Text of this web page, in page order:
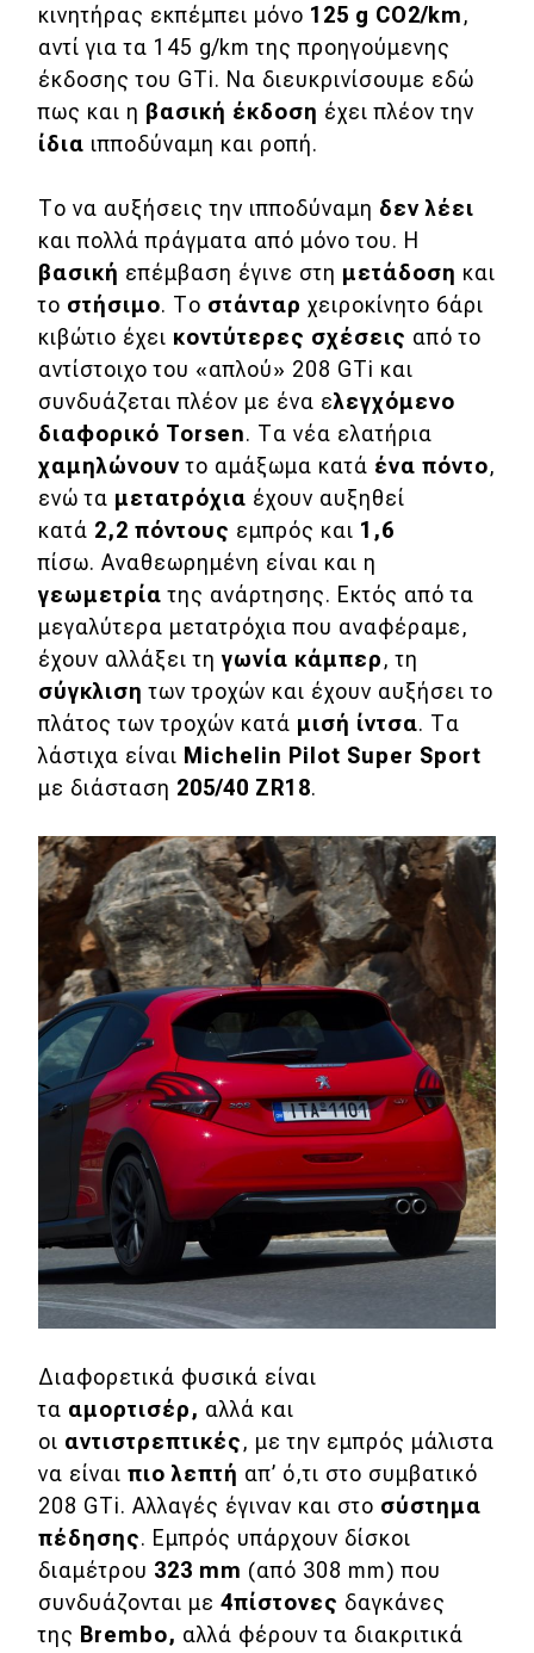
DRIVE Away
MOTO
Οδηγός αγοράς
Συμβουλές
Χρηστικά
Συμβουλές
ΚΤΕΟ
Οδική βοήθεια
eDRIVE
DRIVE USED
κινητήρας εκπέμπει μόνο 125 g CO2/km,
αντί για τα 145 g/km της προηγούμενης
έκδοσης του GTi. Να διευκρινίσουμε εδώ
πως και η βασική έκδοση έχει πλέον την
ίδια ιπποδύναμη και ροπή.
Το να αυξήσεις την ιπποδύναμη δεν λέει
και πολλά πράγματα από μόνο του. Η
βασική επέμβαση έγινε στη μετάδοση και
το στήσιμο. Το στάνταρ χειροκίνητο 6άρι
κιβώτιο έχει κοντύτερες σχέσεις από το
αντίστοιχο του «απλού» 208 GTi και
συνδυάζεται πλέον με ένα ελεγχόμενο
διαφορικό Torsen. Τα νέα ελατήρια
χαμηλώνουν το αμάξωμα κατά ένα πόντο,
ενώ τα μετατρόχια έχουν αυξηθεί
κατά 2,2 πόντους εμπρός και 1,6
πίσω. Αναθεωρημένη είναι και η
γεωμετρία της ανάρτησης. Εκτός από τα
μεγαλύτερα μετατρόχια που αναφέραμε,
έχουν αλλάξει τη γωνία κάμπερ, τη
σύγκλιση των τροχών και έχουν αυξήσει το
πλάτος των τροχών κατά μισή ίντσα. Τα
λάστιχα είναι Michelin Pilot Super Sport
με διάσταση 205/40 ZR18.
Διαφορετικά φυσικά είναι
τα αμορτισέρ, αλλά και
οι αντιστρεπτικές, με την εμπρός μάλιστα
να είναι πιο λεπτή απ’ ό,τι στο συμβατικό
208 GTi. Αλλαγές έγιναν και στο σύστημα
πέδησης. Εμπρός υπάρχουν δίσκοι
διαμέτρου 323 mm (από 308 mm) που
συνδυάζονται με 4πίστονες δαγκάνες
της Brembo, αλλά φέρουν τα διακριτικά